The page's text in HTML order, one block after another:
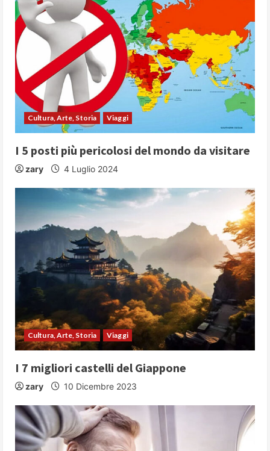
e
R
e
a
d
i
n
g
Cultura, Arte, Storia Viaggi
I 5 posti più pericolosi del mondo da visitare
zary 4 Luglio 2024
Cultura, Arte, Storia Viaggi
I 7 migliori castelli del Giappone
zary 10 Dicembre 2023